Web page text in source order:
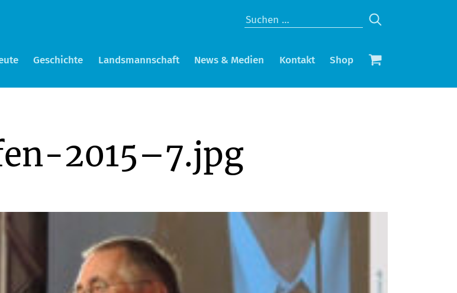
Geschichte Landsmannschaft News & Medien Kontakt Shop
2015–7.jpg